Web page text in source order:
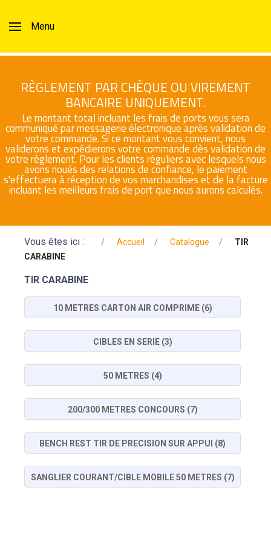
Menu
RÈGLEMENT PAR CHÈQUE OU VIREMENT
BANCAIRE UNIQUEMENT.
Le montant total incluant les frais de ports vous sera
communiqué par messagerie électronique après validation de
votre commande. Si ce montant vous convient, nous
validerons et expédierons votre commande dès validation de
votre règlement. Pour les clients réguliers avec lesquels nous
avons noués des relations de confiance, le paiement
s'effectuera à réception de vos marchandises et de la facture
incluant les meilleurs frais de port que nous aurons calculés.
Vous êtes ici : Accueil Catalogue
TIR
CARABINE
TIR CARABINE
10 METRES CARTON AIR COMPRIME (6)
CIBLES EN SERIE (3)
50 METRES (4)
200/300 METRES CONCOURS (7)
BENCH REST TIR DE PRECISION SUR APPUI (8)
SANGLIER COURANT/CIBLE MOBILE 50 METRES (7)